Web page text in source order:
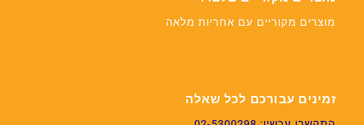
מוצרים מקוריים עם אחריות מלאה
זמינים עבורכם לכל שאלה